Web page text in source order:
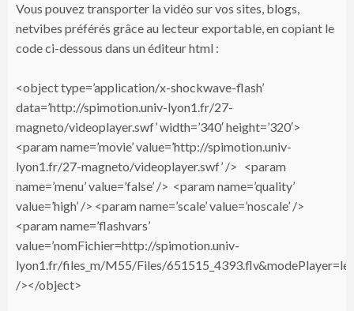
Vous pouvez transporter la vidéo sur vos sites, blogs,
netvibes préférés grâce au lecteur exportable, en copiant le
code ci-dessous dans un éditeur html :
<object type=’application/x-shockwave-flash’
data=’http://spimotion.univ-lyon1.fr/27-
magneto/videoplayer.swf’ width=’340′ height=’320′>
<param name=’movie’ value=’http://spimotion.univ-
lyon1.fr/27-magneto/videoplayer.swf’ /> <param
name=’menu’ value=’false’ /> <param name=’quality’
value=’high’ /> <param name=’scale’ value=’noscale’ />
<param name=’flashvars’
value=’nomFichier=http://spimotion.univ-
lyon1.fr/files_m/M55/Files/
/></object>